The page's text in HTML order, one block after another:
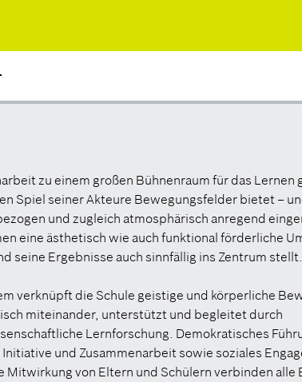
zu einem großen Bühnenraum für das Lernen
Spiel seiner Akteure Bewegungsfelder bietet –
und zugleich atmosphärisch anregend
eine ästhetisch wie auch funktional förderliche
seine Ergebnisse auch sinnfällig ins Zentrum stellt.
verknüpft die Schule geistige und körperliche
miteinander, unterstützt und begleitet durch
Lernforschung. Demokratisches
Initiative und Zusammenarbeit sowie soziales
Mitwirkung von Eltern und Schülern verbinden alle